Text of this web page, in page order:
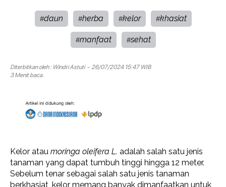
#daun #herba #kelor #khasiat
#manfaat #sehat
Diterbitkan oleh : Windri Astuti- 26/07/2024 15:47 WIB
3 Menit baca.
Kelor atau moringa oleifera L. adalah salah satu jenis
tanaman yang dapat tumbuh tinggi hingga 12 meter.
Sebelum tenar sebagai salah satu jenis tanaman
berkhasiat, kelor memang banyak dimanfaatkan untuk